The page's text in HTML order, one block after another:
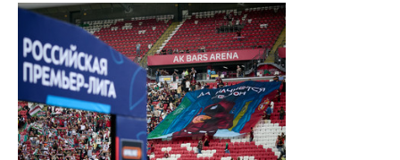
ХОККЕЙ С МЯЧОМ
ПРОИСШЕСТВИЯ